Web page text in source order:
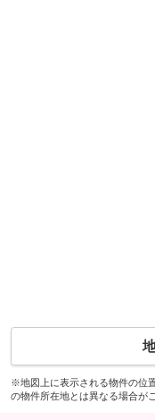
※地図上に表示される物件の位
の物件所在地とは異なる場合が